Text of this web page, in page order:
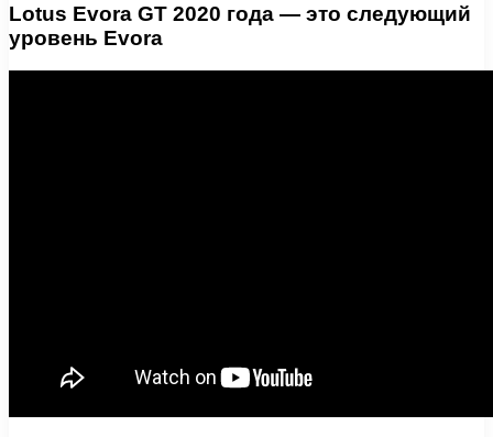
Lotus Evora GT 2020 года — это следующий
уровень Evora